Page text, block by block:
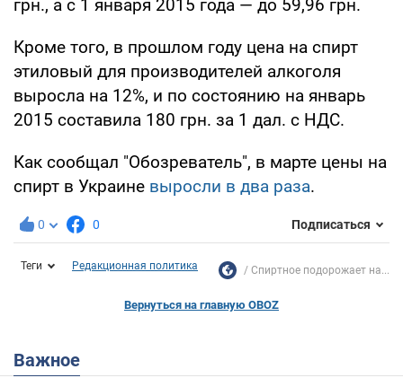
грн., а с 1 января 2015 года — до 59,96 грн.
Кроме того, в прошлом году цена на спирт
этиловый для производителей алкоголя
выросла на 12%, и по состоянию на январь
2015 составила 180 грн. за 1 дал. с НДС.
Как сообщал "Обозреватель", в марте цены на
спирт в Украине выросли в два раза.
0 0 Подписаться
Теги Редакционная политика Спиртное подорожает на...
Вернуться на главную OBOZ
Важное